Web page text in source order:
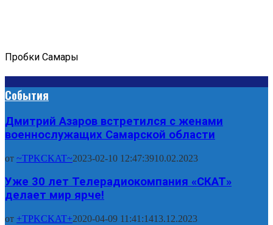
Пробки Самары
События
Дмитрий Азаров встретился с женами
военнослужащих Самарской области
от ~TPKCKAT~2023-02-10 12:47:3910.02.2023
Уже 30 лет Телерадиокомпания «СКАТ»
делает мир ярче!
от +TPKCKAT+2020-04-09 11:41:1413.12.2023